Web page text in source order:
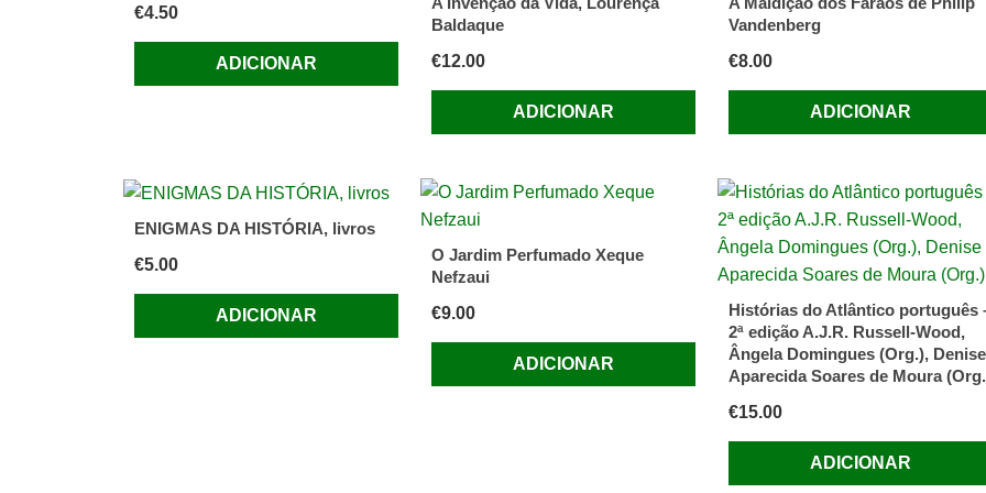
a
Carlos
€4.50
ADICIONAR
Baldaque
€12.00
ADICIONAR
Vandenberg
€8.00
ADICIONAR
ENIGMAS DA HISTÓRIA, livros
€5.00
ADICIONAR
O Jardim Perfumado Xeque
Nefzaui
€9.00
ADICIONAR
Histórias do Atlântico português
2ª edição A.J.R. Russell-Wood,
Ângela Domingues (Org.), Denise
Aparecida Soares de Moura
€15.00
ADICIONAR